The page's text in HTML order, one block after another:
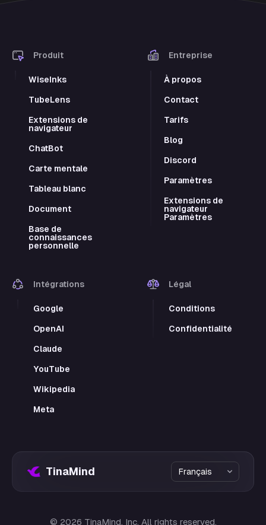
Produit
WiseInks
TubeLens
Extensions de
navigateur
ChatBot
Carte mentale
Tableau blanc
Document
Base de
connaissances
personnelle
Entreprise
À propos
Contact
Tarifs
Blog
Discord
Paramètres
Extensions de
navigateur
Paramètres
Intégrations
Google
OpenAI
Claude
YouTube
Wikipedia
Meta
Légal
Conditions
Confidentialité
TinaMind
© 2026 TinaMind, Inc. All rights reserved.